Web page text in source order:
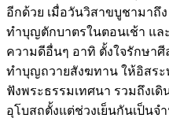
อีกด้วย เมื่อวันวิสาขบูชามา
ทำบุญตักบาตรในตอนเช้า แ
ความดีอื่นๆ อาทิ ตั้งใจรักษาศี
ทำบุญถวายสังฆทาน ให้อิสร
ฟังพระธรรมเทศนา รวมถึงเดิ
อุโบสถตั้งแต่ช่วงเย็นกันเป็นจ